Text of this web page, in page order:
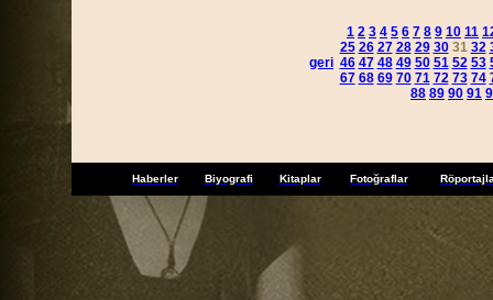
geri
1 2 3 4 5 6 7 8 9 10 11
25 26 27 28 29 30 31 32
46 47 48 49 50 51 52 53
67 68 69 70 71 72 73 74
88 89 90 91
Haberler Biyografi Kitaplar Fotoğraflar